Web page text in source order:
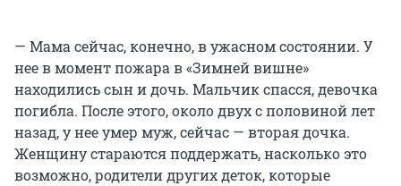
— Мама сейчас, конечно, в ужасном состоянии. У
нее в момент пожара в «Зимней вишне»
находились сын и дочь. Мальчик спасся, девочка
погибла. После этого, около двух с половиной лет
назад, у нее умер муж, сейчас — вторая дочка.
Женщину стараются поддержать, насколько это
возможно, родители других деток, которые